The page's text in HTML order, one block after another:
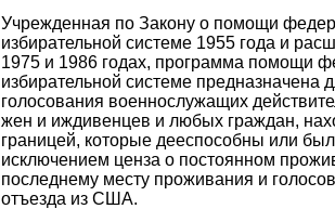
Учрежденная по Закону о помощи
избирательной системе 1955 года и
1975 и 1986 годах, программа помощи
избирательной системе предназначена
голосования военнослужащих
жен и иждивенцев и любых граждан,
границей, которые дееспособны или
исключением ценза о постоянном
последнему месту проживания и
отъезда из США.